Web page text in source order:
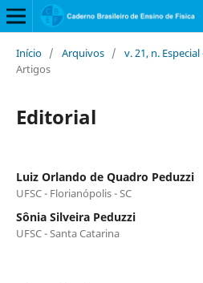
Início / Arquivos / v. 21, n.
Artigos
Editorial
Luiz Orlando de Quadro Peduzzi
UFSC - Florianópolis - SC
Sônia Silveira Peduzzi
UFSC - Santa Catarina